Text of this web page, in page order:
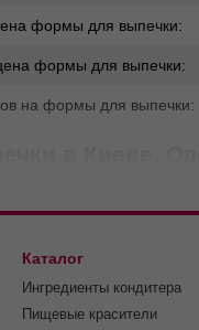
формы для выпечки:
формы для выпечки:
на формы для выпечки:
вкус и внешний
формочек
для
Каталог
Ингредиенты кондитера
Пищевые красители